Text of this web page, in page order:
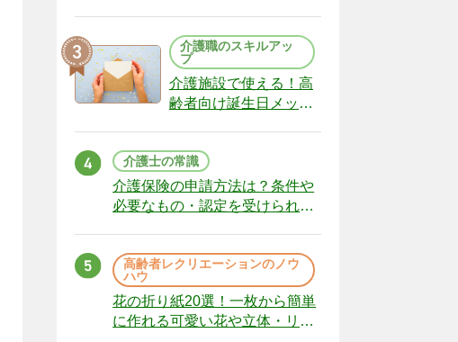
介護職のスキルアッ
プ
介護施設で使える！高
齢者向け誕生日メッセ
介護士の常識
介護保険の申請方法は？条件や
必要なもの・認定を受けられな
高齢者レクリエーションのノウ
ハウ
花の折り紙20選！一枚から簡単
に作れる可愛い花や立体・リー